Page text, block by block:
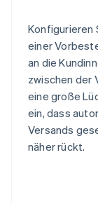
Konfigurieren
einer
an die
zwischen der
eine große
ein, dass
Versands
näher rückt.